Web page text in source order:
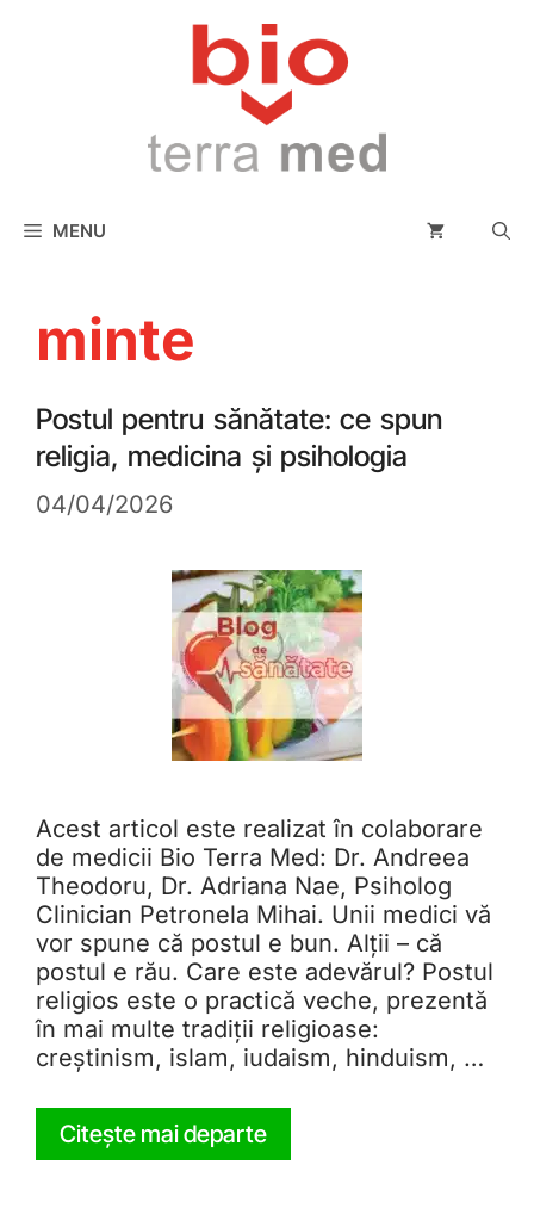
MENU
minte
Postul pentru sănătate: ce spun
religia, medicina și psihologia
04/04/2026
Acest articol este realizat în colaborare
de medicii Bio Terra Med: Dr. Andreea
Theodoru, Dr. Adriana Nae, Psiholog
Clinician Petronela Mihai. Unii medici vă
vor spune că postul e bun. Alții – că
postul e rău. Care este adevărul? Postul
religios este o practică veche, prezentă
în mai multe tradiții religioase:
creștinism, islam, iudaism, hinduism, …
Citește mai departe